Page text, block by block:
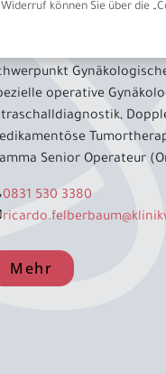
für
operative
Senior Operateur
0831 530 3380
ricardo.felberbaum@
Mehr
können Sie über die